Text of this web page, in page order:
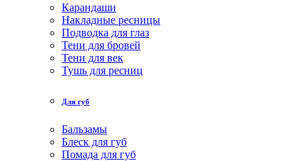
Карандаши
Накладные ресницы
Подводка для глаз
Тени для бровей
Тени для век
Тушь для ресниц
Для губ
Бальзамы
Блеск для губ
Помада для губ